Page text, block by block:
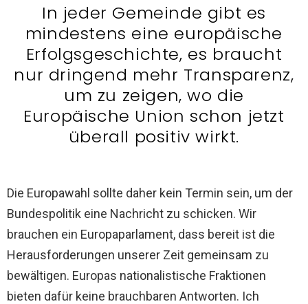
In jeder Gemeinde gibt es
mindestens eine europäische
Erfolgsgeschichte, es braucht
nur dringend mehr Transparenz,
um zu zeigen, wo die
Europäische Union schon jetzt
überall positiv wirkt.
Die Europawahl sollte daher kein Termin sein, um der
Bundespolitik eine Nachricht zu schicken. Wir
brauchen ein Europaparlament, dass bereit ist die
Herausforderungen unserer Zeit gemeinsam zu
bewältigen. Europas nationalistische Fraktionen
bieten dafür keine brauchbaren Antworten. Ich